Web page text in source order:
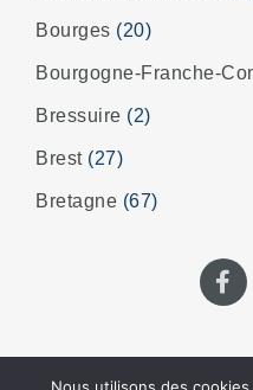
Bourges (20)
Bourgogne-Franche-
Bressuire (2)
Brest (27)
Bretagne (67)